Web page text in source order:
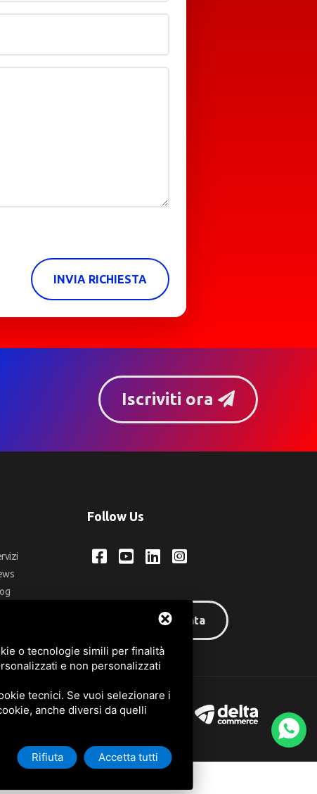
INVIA RICHIESTA
Iscriviti ora
Follow Us
Area riservata
o tecnologie simili per finalità
e non personalizzati
tecnici. Se vuoi selezionare i
anche diversi da quelli
Rifiuta Accetta tutti